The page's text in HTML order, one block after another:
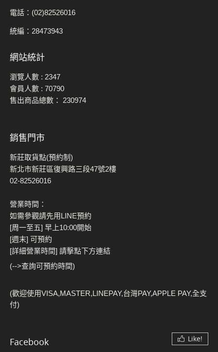
電話：(02)82526016
統編：28473943
網站統計
瀏覽人數 : 2347
會員人數 : 70790
售出商品總數： 230974
銷售門市
新莊取貨點(預約制)
新北市新莊區復興路三段47號2樓
02-82526016
營業時間：
如需參觀請先用LINE預約
[周一至五] 早上10:00開始
[週末] 可預約
[詳細營業時間] 請擊點下方連結
(-->查詢可預約時間)
(歡迎使用VISA,MASTER,LINEPAY,台灣PAY,APPLE PAY,全支
付)
Facebook Like!